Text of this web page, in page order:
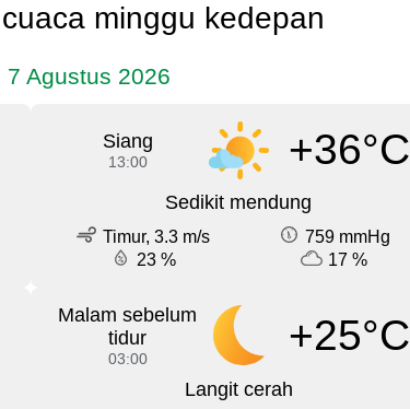
minggu kedepan
7 Agustus 2026
Siang
13:00 +36°C
Sedikit mendung
Timur, 3.3 m/s
759 mmHg
23 %
17 %
Malam sebelum
tidur
03:00 +25°C
Langit cerah